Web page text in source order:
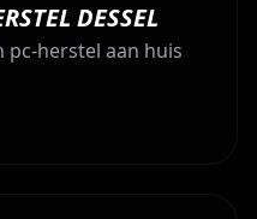
DESSEL
herstel aan huis